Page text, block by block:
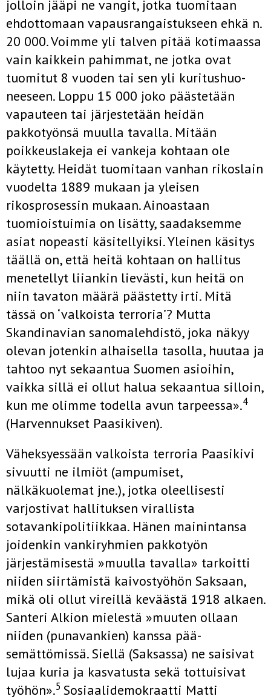
jolloin jääpi ne vangit, jotka tuomitaan
ehdottomaan vapausrangaistukseen ehkä n.
20 000. Voimme yli talven pitää kotimaassa
vain kaikkein pa­himmat, ne jotka ovat
tuomitut 8 vuoden tai sen yli kuritushuo­
neeseen. Loppu 15 000 joko päästetään
vapauteen tai järjestetään heidän
pakkotyönsä muulla tavalla. Mitään
poikkeuslakeja ei van­keja kohtaan ole
käytetty. Heidät tuomitaan vanhan rikoslain
vuodelta 1889 mukaan ja yleisen
rikosprosessin mukaan. Ai­noastaan
tuomioistuimia on lisätty, saadaksemme
asiat nopeasti käsitellyiksi. Yleinen käsitys
täällä on, että heitä kohtaan on halli­tus
menetellyt liiankin lievästi, kun heitä on
niin tavaton määrä päästetty irti. Mitä
tässä on ‘valkoista terroria’? Mutta
Skandinavian sanomalehdistö, joka näkyy
olevan jotenkin alhaisella tasolla, huutaa ja
tahtoo nyt sekaantua Suomen asioihin,
vaikka sillä ei ollut halua sekaantua silloin,
kun me olimme todella avun tar­peessa».4
(Harvennukset Paasikiven).
Väheksyessään valkoista terroria Paasikivi
sivuutti ne ilmiöt (ampumi­set,
nälkäkuolemat jne.), jotka oleellisesti
varjostivat hallituksen virallis­ta
sotavankipolitiikkaa. Hänen mainintansa
joidenkin vankiryhmien pakkotyön
järjestämisestä »muulla tavalla» tarkoitti
niiden siirtämistä kaivostyöhön Saksaan,
mikä oli ollut vireillä keväästä 1918 alkaen.
San­teri Alkion mielestä »muuten ollaan
niiden (punavankien) kanssa pää­
semättömissä. Siellä (Saksassa) ne saisivat
lujaa kuria ja kasvatusta sekä tottuisivat
työhön».5 Sosiaalidemokraatti Matti